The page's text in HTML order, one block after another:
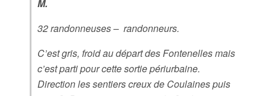
M.
32 randonneuses – randonneurs.
C’est gris, froid au départ des Fontenelles mais
c’est parti pour cette sortie périurbaine.
Direction les sentiers creux de Coulaines puis